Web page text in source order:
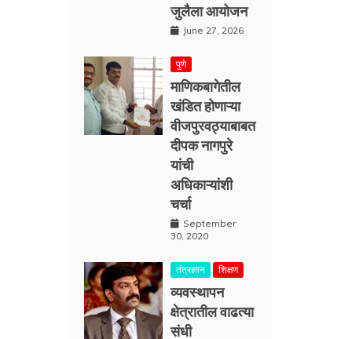
जुलैला आयोजन
June 27, 2026
पुणे
माणिकबागेतील
खंडित होणाऱ्या
वीजपुरवठ्याबाबत
दीपक नागपुरे
यांची
अधिकाऱ्यांशी
चर्चा
September
30, 2020
तंत्रज्ञान शिक्षण
व्यवस्थापन
क्षेत्रातील वाढत्या
संधी